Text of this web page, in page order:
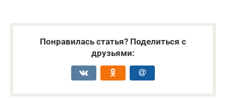
Понравилась статья? Поделиться с
друзьями: